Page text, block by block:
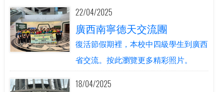
22/04/2025
廣西南寧德天交流團
復活節假期裡，本校中四級學生到廣西
省交流。按此瀏覽更多精彩照片。
18/04/2025